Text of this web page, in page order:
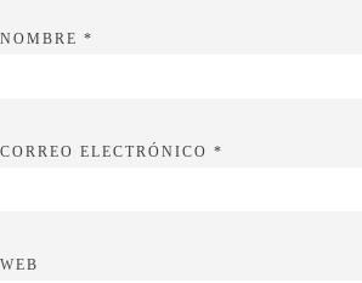
NOMBRE *
CORREO ELECTRÓNICO *
WEB